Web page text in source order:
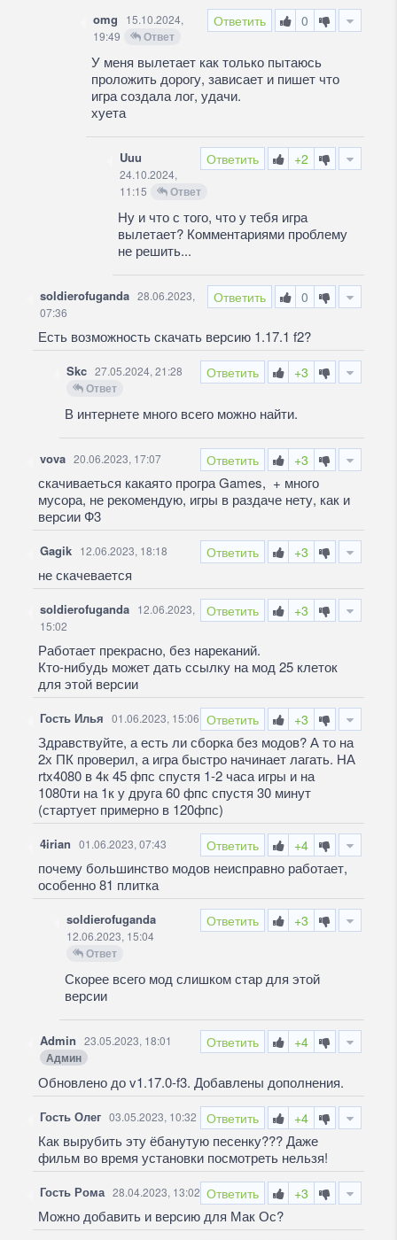
Ответить 0
omg
15.10.2024,
19:49
Ответ
У меня вылетает как только пытаюсь
проложить дорогу, зависает и пишет что
игра создала лог, удачи.
хуета
Ответить +2
Uuu
24.10.2024,
11:15
Ответ
Ну и что с того, что у тебя игра
вылетает? Комментариями проблему
не решить...
Ответить 0
soldierofuganda 28.06.2023,
07:36
Есть возможность скачать версию 1.17.1 f2?
Ответить +3
Skc 27.05.2024, 21:28
Ответ
В интернете много всего можно найти.
Ответить +3
vova 20.06.2023, 17:07
скачиваеться какаято програ Games, + много
мусора, не рекомендую, игры в раздаче нету, как и
версии Ф3
Ответить +3
Gagik 12.06.2023, 18:18
не скачевается
Ответить +3
soldierofuganda 12.06.2023,
15:02
Работает прекрасно, без нареканий.
Кто-нибудь может дать ссылку на мод 25 клеток
для этой версии
Ответить +3
Гость Илья 01.06.2023, 15:06
Здравствуйте, а есть ли сборка без модов? А то на
2х ПК проверил, а игра быстро начинает лагать. НА
rtx4080 в 4к 45 фпс спустя 1-2 часа игры и на
1080ти на 1к у друга 60 фпс спустя 30 минут
(стартует примерно в 120фпс)
Ответить +4
4irian 01.06.2023, 07:43
почему большинство модов неисправно работает,
особенно 81 плитка
Ответить +3
soldierofuganda
12.06.2023, 15:04
Ответ
Скорее всего мод слишком стар для этой
версии
Ответить +4
Admin 23.05.2023, 18:01
Админ
Обновлено до v1.17.0-f3. Добавлены дополнения.
Ответить +4
Гость Олег 03.05.2023, 10:32
Как вырубить эту ёбанутую песенку??? Даже
фильм во время установки посмотреть нельзя!
Ответить +3
Гость Рома 28.04.2023, 13:02
Можно добавить и версию для Мак Ос?